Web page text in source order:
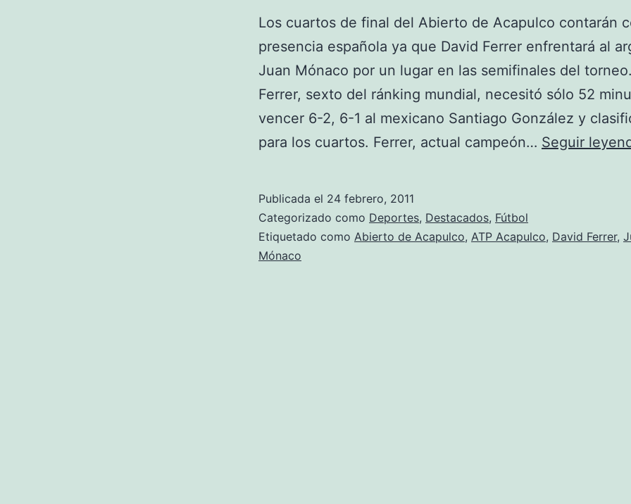
Los cuartos de final del Abierto de Acapulco contarán
presencia española ya que David Ferrer enfrentará al
Juan Mónaco por un lugar en las semifinales del
Ferrer, sexto del ránking mundial, necesitó sólo 52
vencer 6-2, 6-1 al mexicano Santiago González y
para los cuartos. Ferrer, actual campeón… Seguir
Publicada el 24 febrero, 2011
Categorizado como Deportes, Destacados, Fútbol
Etiquetado como Abierto de Acapulco, ATP Acapulco, David Ferrer,
Mónaco